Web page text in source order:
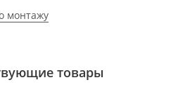
монтажу
товары